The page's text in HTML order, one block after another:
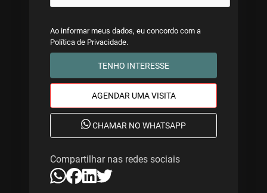
Ao informar meus dados, eu concordo com a
Política de Privacidade.
TENHO INTERESSE
AGENDAR UMA VISITA
CHAMAR NO WHATSAPP
Compartilhar nas redes sociais